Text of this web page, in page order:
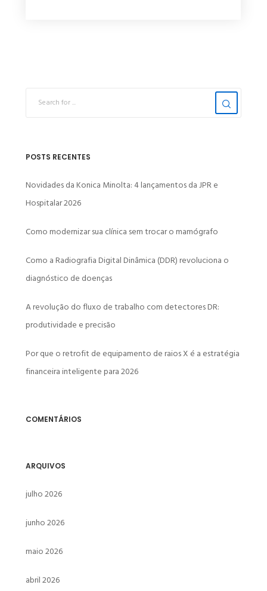
POSTS RECENTES
Novidades da Konica Minolta: 4 lançamentos da JPR e
Hospitalar 2026
Como modernizar sua clínica sem trocar o mamógrafo
Como a Radiografia Digital Dinâmica (DDR) revoluciona o
diagnóstico de doenças
A revolução do fluxo de trabalho com detectores DR:
produtividade e precisão
Por que o retrofit de equipamento de raios X é a estratégia
financeira inteligente para 2026
COMENTÁRIOS
ARQUIVOS
julho 2026
junho 2026
maio 2026
abril 2026